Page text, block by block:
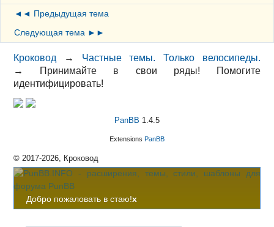
◄◄ Предыдущая тема
Следующая тема ►►
Кроковод → Частные темы. Только велосипеды.
→
Принимайте в свои ряды! Помогите
идентифицировать!
PanBB 1.4.5
Extensions PanBB
© 2017-2026, Кроковод
Добро пожаловать в стаю!x